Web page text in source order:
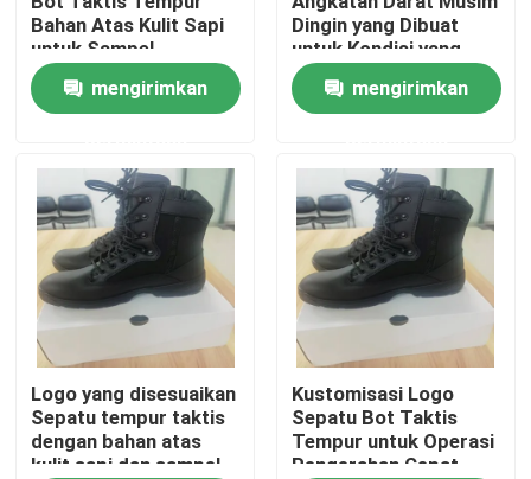
Tentang Kami
Tur Pabrik
Kontrol Kualitas
Berita
Minta Kutipan
Pakaian Taktis Militer
Rompi anti peluru taktis militer
Bahan Atas Kulit Sapi
untuk Sampel
mengirimkan
Dingin yang Dibuat
untuk Kondisi yang
Sulit
mengirimkan
Logo yang disesuaikan
Sepatu tempur taktis
dengan bahan atas
kulit sapi dan sampel
Kustomisasi Logo
Sepatu Bot Taktis
Tempur untuk Operasi
Pengerahan Cepat